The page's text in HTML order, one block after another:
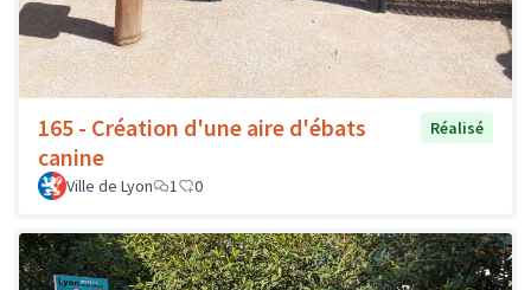
165 - Création d'une aire d'ébats
canine
Réalisé
Ville de Lyon 1 0